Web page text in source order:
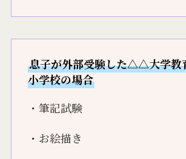
息子が外部受験した△△大学教
小学校の場合
・筆記試験
・お絵描き